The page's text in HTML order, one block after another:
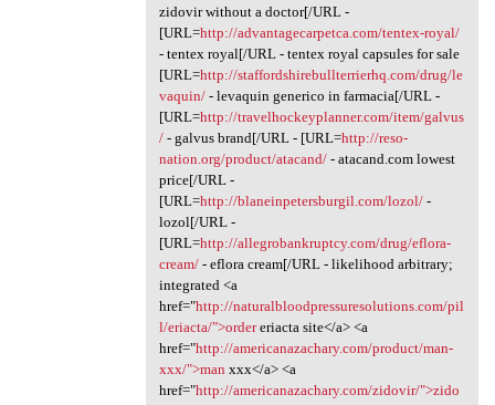
zidovir without a doctor[/URL -
[URL=http://advantagecarpetca.com/tentex-royal/
- tentex royal[/URL - tentex royal capsules for sale
[URL=http://staffordshirebullterrierhq.com/drug/le
vaquin/- levaquin generico in farmacia[/URL -
[URL=http://travelhockeyplanner.com/item/galvus
/- galvus brand[/URL - [URL=http://reso-
nation.org/product/atacand/- atacand.com lowest
price[/URL -
[URL=http://blaneinpetersburgil.com/lozol/-
lozol[/URL -
[URL=http://allegrobankruptcy.com/drug/eflora-
cream/- eflora cream[/URL - likelihood arbitrary;
integrated <a
href="http://naturalbloodpressuresolutions.com/pil
l/eriacta/">ordereriacta site</a> <a
href="http://americanazachary.com/product/man-
xxx/">man xxx</a> <a
href="http://americanazachary.com/zidovir/">zido